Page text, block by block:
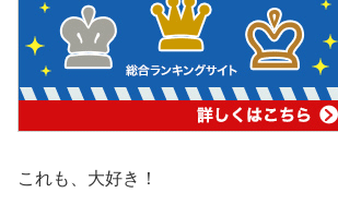
これも、大好き！